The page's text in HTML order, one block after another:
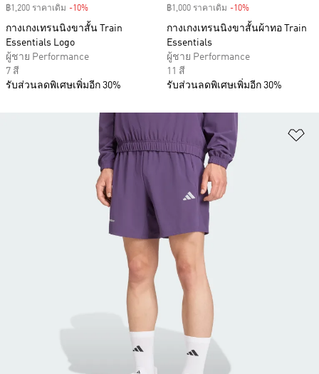
฿1,200 ราคาเดิม -10%
กางเกงเทรนนิงขาสั้น Train
Essentials Logo
ผู้ชาย Performance
7 สี
รับส่วนลดพิเศษเพิ่มอีก 30%
฿1,000 ราคาเดิม -10%
กางเกงเทรนนิงขาสั้นผ้าทอ Train
Essentials
ผู้ชาย Performance
11 สี
รับส่วนลดพิเศษเพิ่มอีก 30%